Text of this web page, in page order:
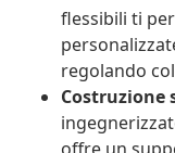
flessibili ti
regolando
Costruzione